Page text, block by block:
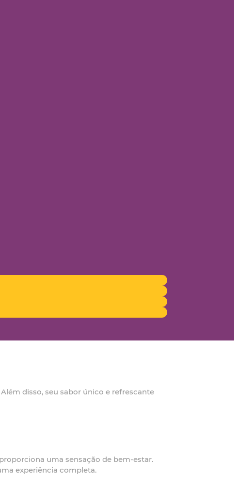
disso, seu sabor único e refrescante
uma sensação de bem-estar.
experiência completa.